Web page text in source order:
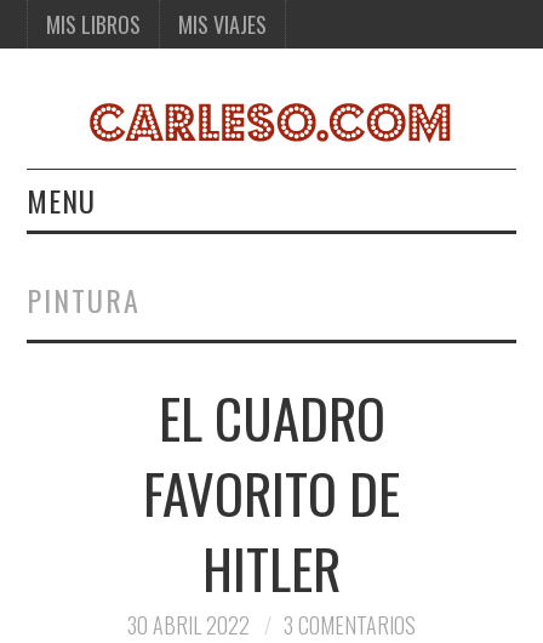
MIS LIBROS MIS VIAJES
MENU
MIS VIAJES
PINTURA
EL CUADRO
FAVORITO DE
HITLER
30 ABRIL 2022 3 COMENTARIOS